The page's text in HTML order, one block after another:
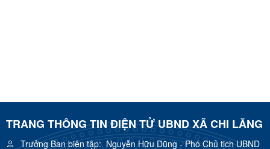
TRANG THÔNG TIN ĐIỆN TỬ UBND XÃ CHI LĂNG
Trưởng Ban biên tập:Nguyễn Hữu Dũng - Phó Chủ tịch UBND